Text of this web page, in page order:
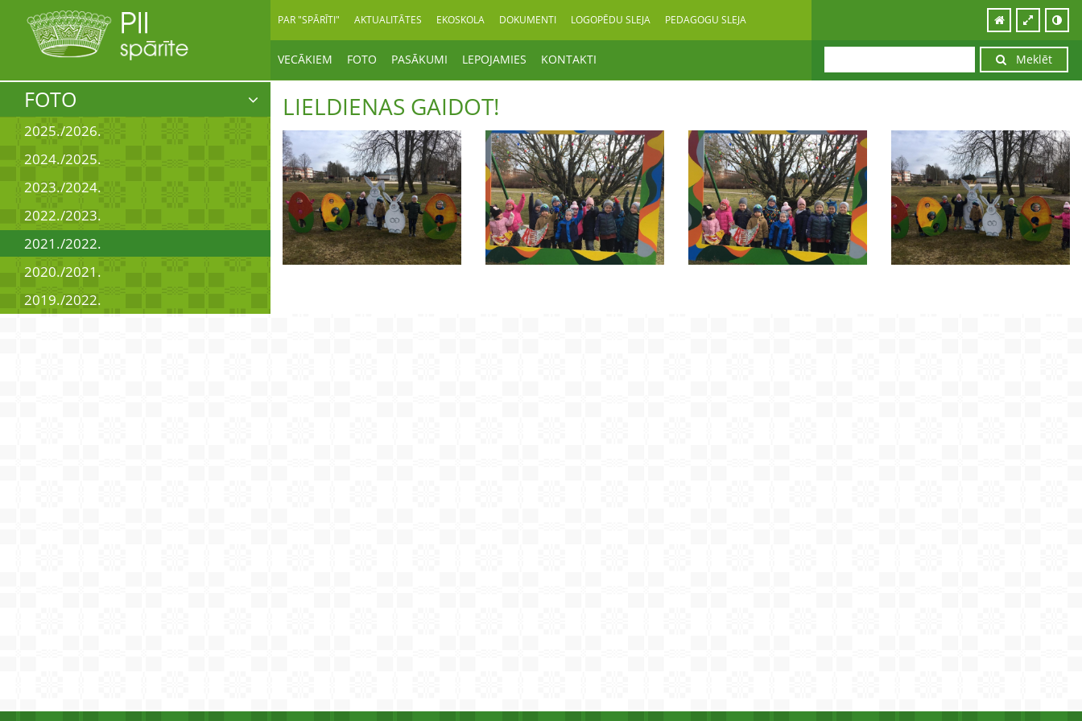
Meklēt
PAR "SPĀRĪTI" AKTUALITĀTES EKOSKOLA DOKUMENTI LOGOPĒDU SLEJA PEDAGOGU SLEJA
VECĀKIEM FOTO PASĀKUMI LEPOJAMIES KONTAKTI
FOTO
2025./2026.
2024./2025.
2023./2024.
2022./2023.
2021./2022.
2020./2021.
2019./2022.
LIELDIENAS GAIDOT!